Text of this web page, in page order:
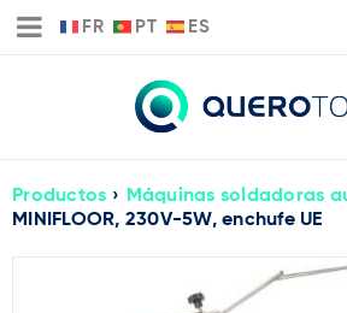
FR PT ES
Productos › Máquinas soldadoras
MINIFLOOR, 230V-5W, enchufe UE